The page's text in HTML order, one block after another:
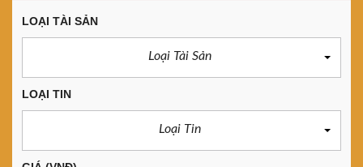
LOẠI TÀI SẢN
Loại Tài Sản
LOẠI TIN
Loại Tin